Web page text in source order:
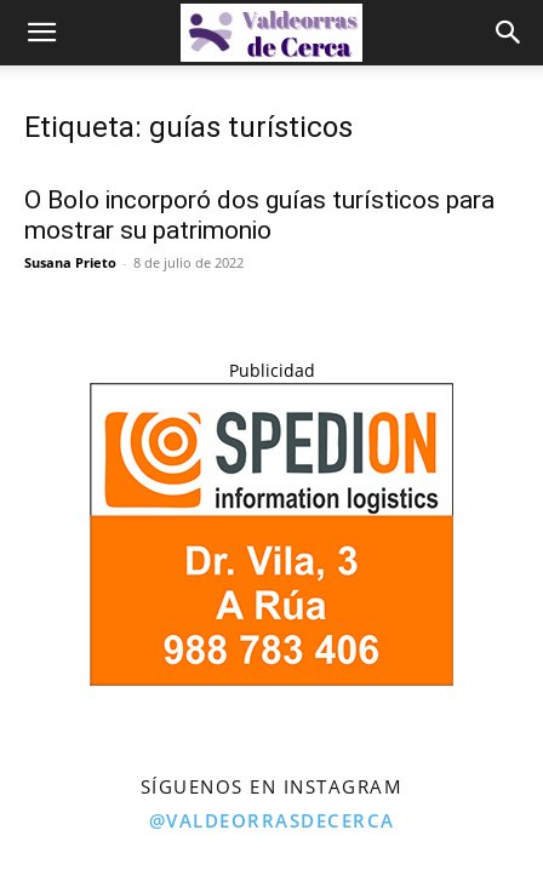
Etiqueta: guías turísticos
O Bolo incorporó dos guías turísticos para
mostrar su patrimonio
Susana Prieto - 8 de julio de 2022
Publicidad
SÍGUENOS EN INSTAGRAM
@VALDEORRASDECERCA